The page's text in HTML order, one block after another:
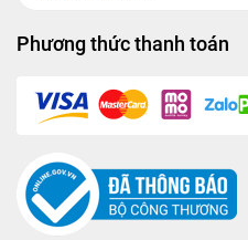
Phương thức thanh toán